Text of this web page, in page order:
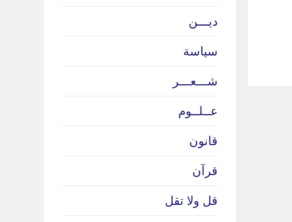
ديـــن
سياسة
شـــعـــر
عــلــوم
قانون
قرآن
قل ولا تقل